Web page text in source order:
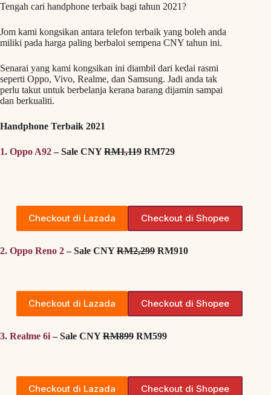
Tengah cari handphone terbaik bagi tahun 2021?
Jom kami kongsikan antara telefon terbaik yang boleh anda
miliki pada harga paling berbaloi sempena CNY tahun ini.
Senarai yang kami kongsikan ini diambil dari kedai rasmi
seperti Oppo, Vivo, Realme, dan Samsung. Jadi anda tak
perlu takut untuk berbelanja kerana barang dijamin sampai
dan berkualiti.
Handphone Terbaik 2021
1. Oppo A92– Sale CNYRM1,119 RM729
Checkout di Lazada Checkout di Shopee
2. Oppo Reno 2– Sale CNYRM2,299 RM910
Checkout di Lazada Checkout di Shopee
3. Realme 6i– Sale CNYRM899 RM599
Checkout di Lazada Checkout di Shopee